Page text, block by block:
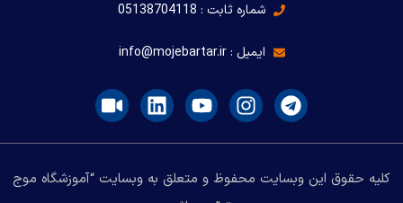
شماره ثابت : 05138704118
ایمیل : info@mojebartar.ir
کلیه حقوق این وبسایت محفوظ و متعلق به وبسایت “آموزشگاه موج